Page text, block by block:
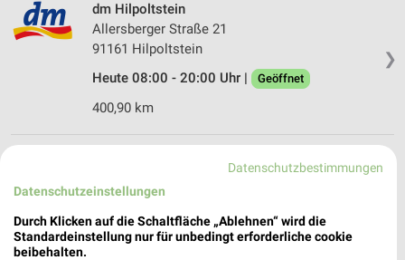
❯
dm Hilpoltstein
Allersberger Straße 21
91161 Hilpoltstein
Heute 08:00 - 20:00 Uhr |
Geöffnet
400,90 km
91154 Roth
Heute 08:00 - 20:00 Uhr | Geöffnet
Datenschutzbestimmungen
Datenschutzeinstellungen
Durch Klicken auf die Schaltfläche „Ablehnen“ wird die
Standardeinstellung nur für unbedingt erforderliche cookie
beibehalten.